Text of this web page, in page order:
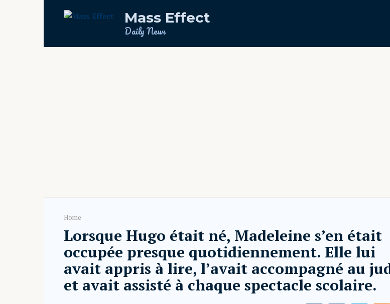
Mass Effect
Daily News
Home
Lorsque Hugo était né, Madeleine s’en était
occupée presque quotidiennement. Elle lui
avait appris à lire, l’avait accompagné au
et avait assisté à chaque spectacle scolaire.